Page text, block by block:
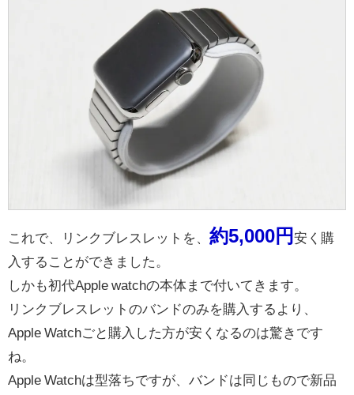
これで、リンクブレスレットを、 約5,000円 安く購
入することができました。
しかも初代Apple watchの本体まで付いてきます。
リンクブレスレットのバンドのみを購入するより、
Apple Watchごと購入した方が安くなるのは驚きです
ね。
Apple Watchは型落ちですが、バンドは同じもので新品